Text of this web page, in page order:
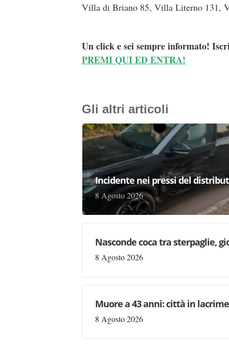
Villa di Briano 85, Villa Literno 131,
Un click e sei sempre informato!
PREMI QUI ED ENTRA!
Gli altri articoli
Incidente nei pressi del
8 Agosto 2026
Nasconde coca tra sterpaglie,
8 Agosto 2026
Muore a 43 anni: città in
8 Agosto 2026